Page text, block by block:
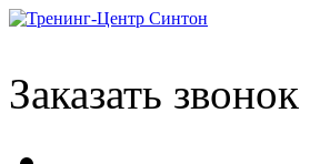
Заказать звонок